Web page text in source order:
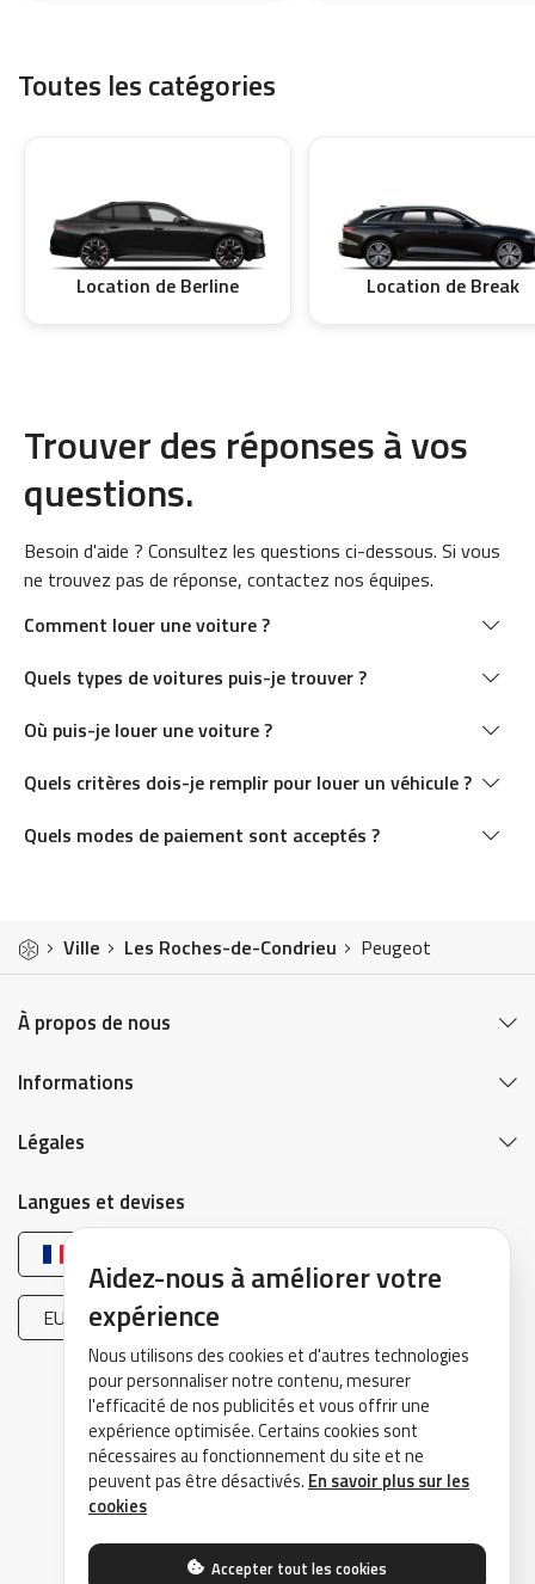
Toutes les catégories
Location de Berline Location de Break
Trouver des réponses à vos
questions.
Besoin d'aide ? Consultez les questions ci-dessous. Si vous
ne trouvez pas de réponse, contactez nos équipes.
Comment louer une voiture ?
Quels types de voitures puis-je trouver ?
Où puis-je louer une voiture ?
Quels critères dois-je remplir pour louer un véhicule ?
Quels modes de paiement sont acceptés ?
Ville Les Roches-de-Condrieu Peugeot
À propos de nous
Informations
Légales
Langues et devises
EUR (€)
©2026 DrivePark - Tous droits réservés.
Aidez-nous à améliorer votre
expérience
Nous utilisons des cookies et d'autres technologies
pour personnaliser notre contenu, mesurer
l'efficacité de nos publicités et vous offrir une
expérience optimisée. Certains cookies sont
nécessaires au fonctionnement du site et ne
peuvent pas être désactivés. En savoir plus sur les
cookies
Accepter tout les cookies